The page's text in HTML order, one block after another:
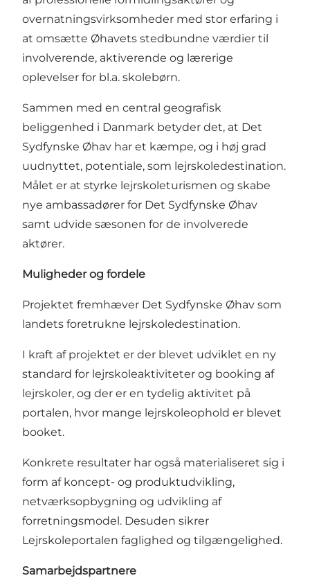
overnatningsvirksomheder med stor erfaring i
at omsætte Øhavets stedbundne værdier til
involverende, aktiverende og lærerige
oplevelser for bl.a. skolebørn.
Sammen med en central geografisk
beliggenhed i Danmark betyder det, at Det
Sydfynske Øhav har et kæmpe, og i høj grad
uudnyttet, potentiale, som lejrskoledestination.
Målet er at styrke lejrskoleturismen og skabe
nye ambassadører for Det Sydfynske Øhav
samt udvide sæsonen for de involverede
aktører.
Muligheder og fordele
Projektet fremhæver Det Sydfynske Øhav som
landets foretrukne lejrskoledestination.
I kraft af projektet er der blevet udviklet en ny
standard for lejrskoleaktiviteter og booking af
lejrskoler, og der er en tydelig aktivitet på
portalen, hvor mange lejrskoleophold er blevet
booket.
Konkrete resultater har også materialiseret sig i
form af koncept- og produktudvikling,
netværksopbygning og udvikling af
forretningsmodel. Desuden sikrer
Lejrskoleportalen faglighed og tilgængelighed.
Samarbejdspartnere